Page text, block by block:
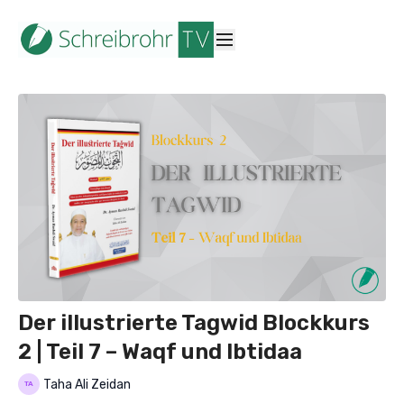
Der illustrierte Tagwid Blockkurs
2 | Teil 7 – Waqf und Ibtidaa
Taha Ali Zeidan